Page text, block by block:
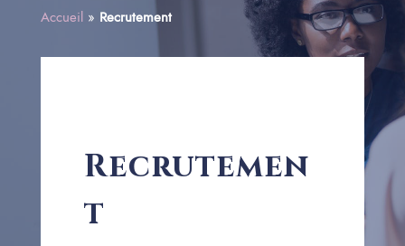
Accueil» Recrutement
Recrutemen
t